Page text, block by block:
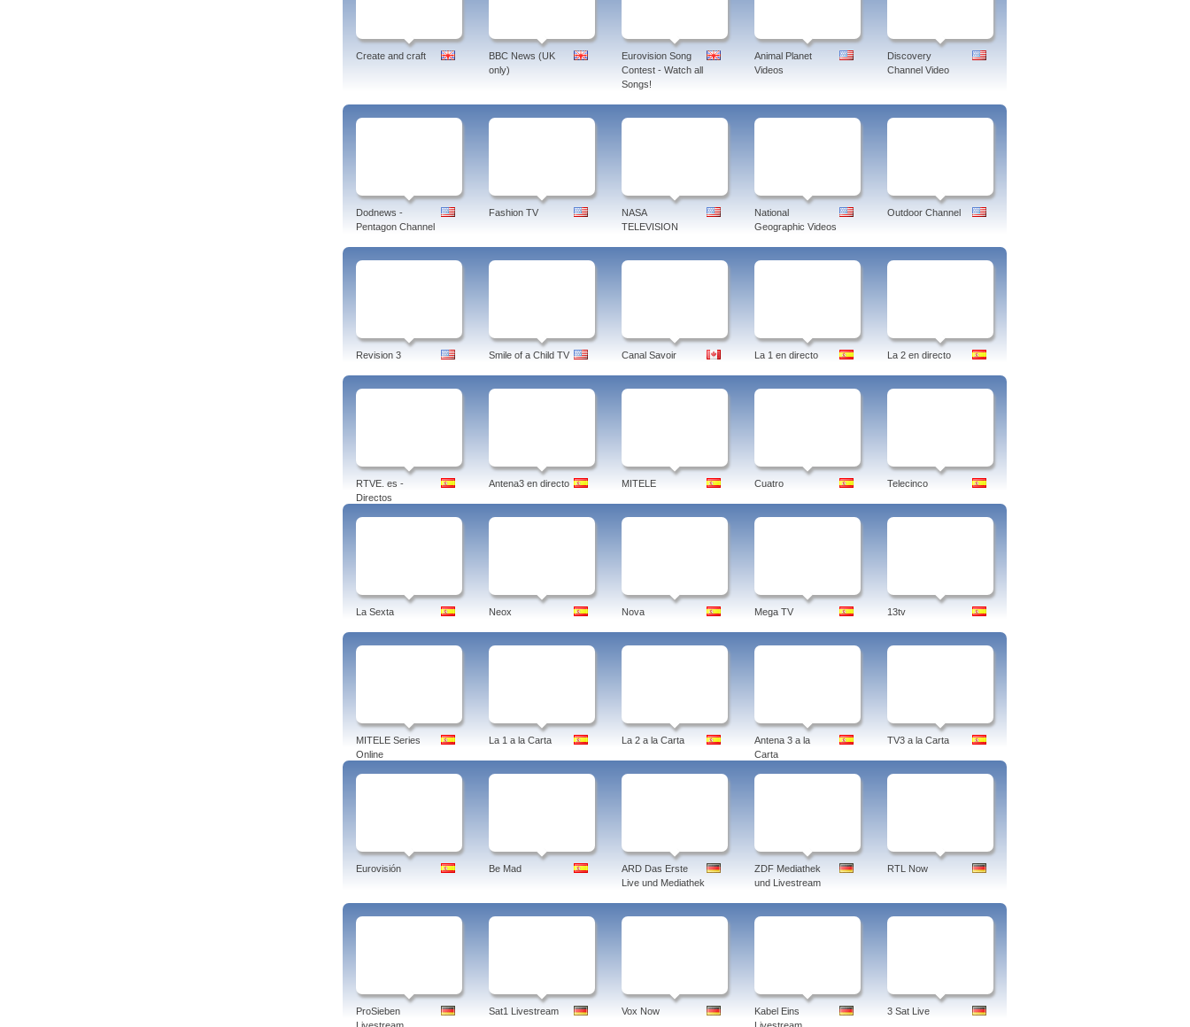
Create and craft
BBC News (UK
only)
Eurovision Song
Contest - Watch all
Songs!
Animal Planet
Videos
Discovery
Channel Video
Dodnews -
Pentagon Channel
Fashion TV
NASA
TELEVISION
National
Geographic Videos
Outdoor Channel
Revision 3 Smile of a Child TV Canal Savoir La 1 en directo La 2 en directo
RTVE. es -
Directos
Antena3 en directo MITELE Cuatro Telecinco
La Sexta Neox Nova Mega TV 13tv
MITELE Series
Online
La 1 a la Carta La 2 a la Carta
Antena 3 a la
Carta
TV3 a la Carta
Eurovisión Be Mad
ARD Das Erste
Live und Mediathek
ZDF Mediathek
und Livestream
RTL Now
ProSieben
Sat1 Livestream Vox Now
Kabel Eins
3 Sat Live